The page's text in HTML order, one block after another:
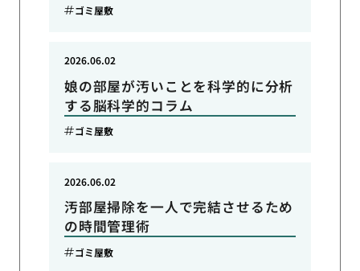
ゴミ屋敷
娘の部屋が汚いことを科学的に分析
する脳科学的コラム
2026.06.02
ゴミ屋敷
汚部屋掃除を一人で完結させるため
の時間管理術
2026.06.02
ゴミ屋敷